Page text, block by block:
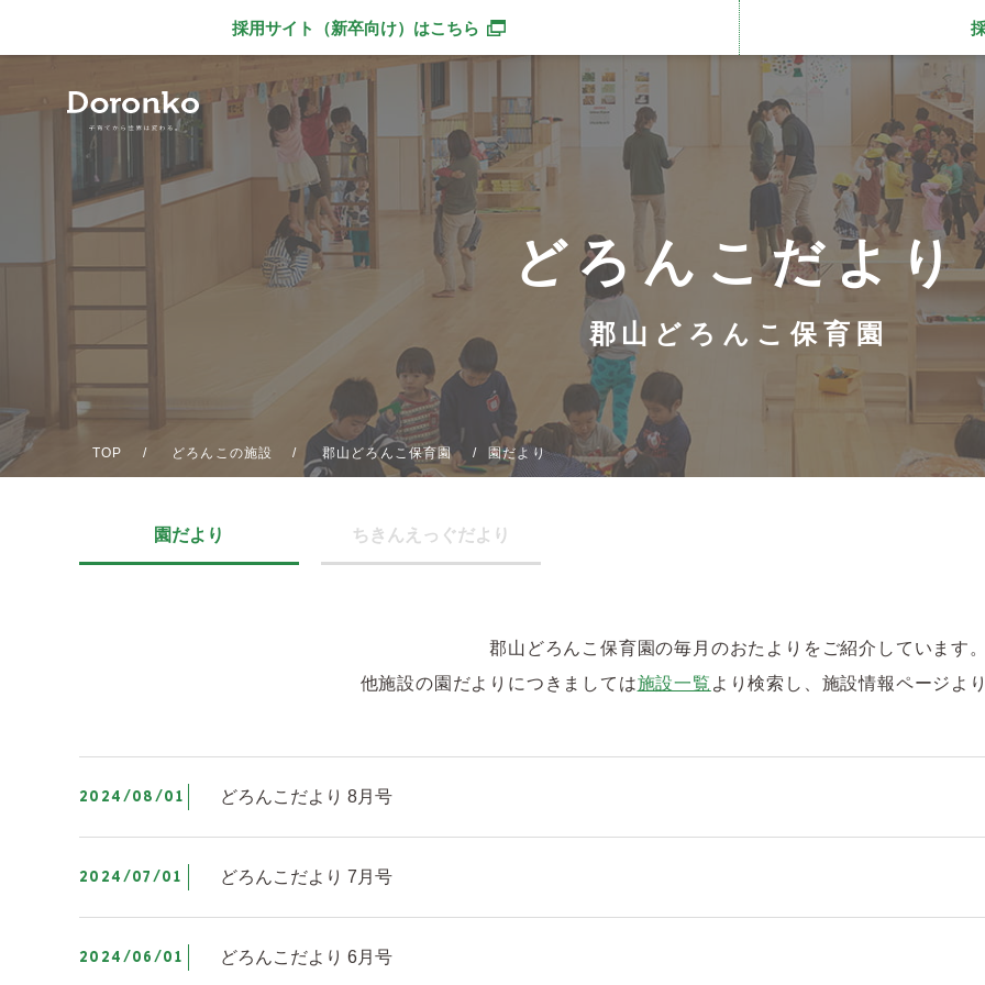
採用サイト（新卒向け） はこちら
別ウィンドウで開きます
どろんこだより
郡山どろんこ保育園
TOP どろんこの施設 郡山どろんこ保育園 園だより
園だより ちきんえっぐだより
郡山どろんこ保育園の毎月のおたよりをご紹介しています。
他施設の園だよりにつきましては施設一覧 より検索し、施設情報ページよ
2024/08/01 どろんこだより 8月号
2024/07/01 どろんこだより 7月号
2024/06/01 どろんこだより 6月号